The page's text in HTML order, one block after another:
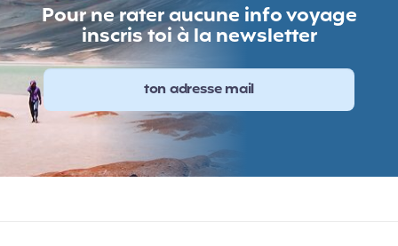
Pour ne rater aucune info voyage
inscris toi à la newsletter